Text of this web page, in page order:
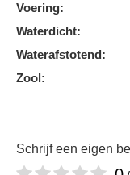
Voering:
Waterdicht:
Waterafstotend:
Zool:
Schrijf een eigen